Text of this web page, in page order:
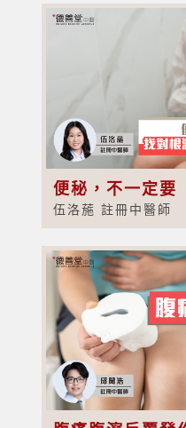
伍洛葹 註冊中醫師